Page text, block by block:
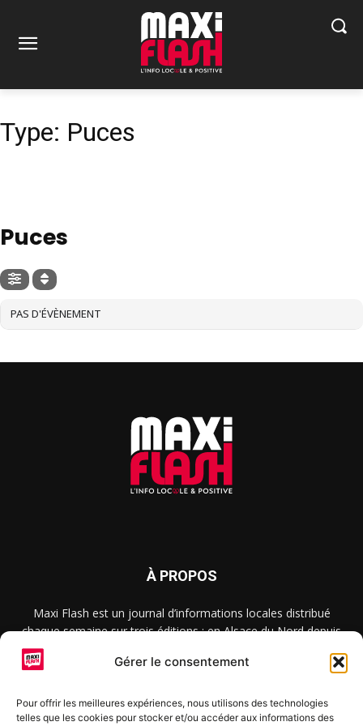
Gérer le consentement
Pour offrir les meilleures expériences, nous utilisons des technologies
telles que les cookies pour stocker et/ou accéder aux informations des
Type: Puces
Puces
PAS D'ÉVÈNEMENT
À PROPOS
Maxi Flash est un journal d’informations locales distribué
chaque semaine sur trois éditions : en Alsace du Nord depuis
2015, dans les secteurs d’Obernai-Molsheim-Erstein depuis
2022, et à Colmar, Vignoble et Plaine depuis 2023.